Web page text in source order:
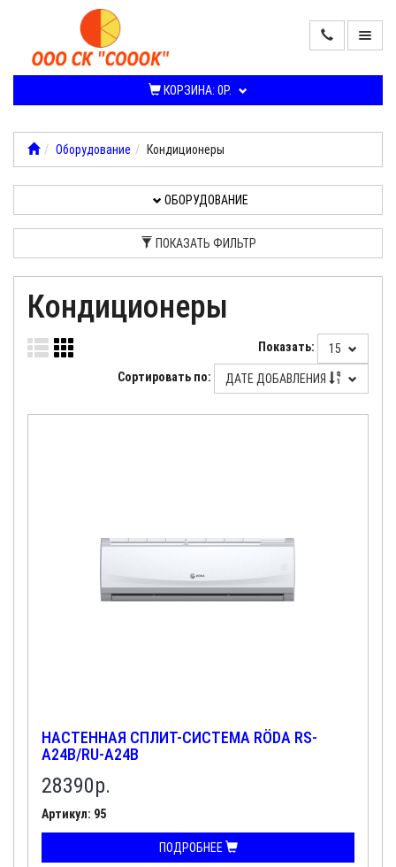
КОРЗИНА: 0Р.
ПРОДАЖА
СИСТЕМ
ОБОРУДОВАНИЕ
КОМПАНИИ
Оборудование Кондиционеры
ОБОРУДОВАНИЕ
ПОКАЗАТЬ ФИЛЬТР
Кондиционеры
Показать: 15
Сортировать по: ДАТЕ ДОБАВЛЕНИЯ
НАСТЕННАЯ СПЛИТ-СИСТЕМА RÖDA RS-
A24B/RU-A24B
28390р.
Артикул: 95
ПОДРОБНЕЕ